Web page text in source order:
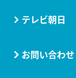
テレビ朝日
お問い合わせ